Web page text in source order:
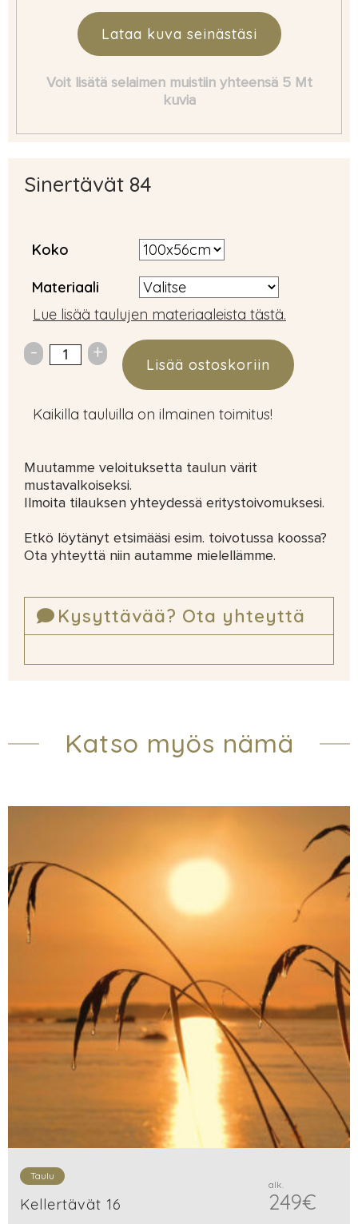
Lataa kuva seinästäsi
Voit lisätä selaimen muistiin yhteensä 5 Mt
kuvia
Sinertävät 84
Koko
Materiaali
Lue lisää taulujen materiaaleista tästä.
Lisää ostoskoriin
Kaikilla tauluilla on ilmainen toimitus!
Muutamme veloituksetta taulun värit
mustavalkoiseksi.
Ilmoita tilauksen yhteydessä eritystoivomuksesi.
Etkö löytänyt etsimääsi esim. toivotussa koossa?
Ota yhteyttä niin autamme mielellämme.
Kysyttävää? Ota yhteyttä
Katso myös nämä
Taulu
Kellertävät 16
alk.
249€